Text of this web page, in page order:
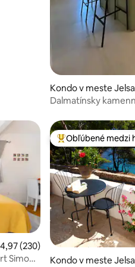
Kondo v meste Jelsa
Dalmatínsky
190ohodnotenie 4,97 z 5,
4,97 (230)
Najobľúbenejšie
Obľúbené medzi
Kondo v meste Jelsa